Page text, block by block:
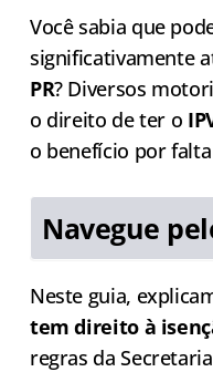
Você sabia que
significativamente
PR? Diversos
o direito de ter o
o benefício por
Navegue
Neste guia,
tem direito à
regras da